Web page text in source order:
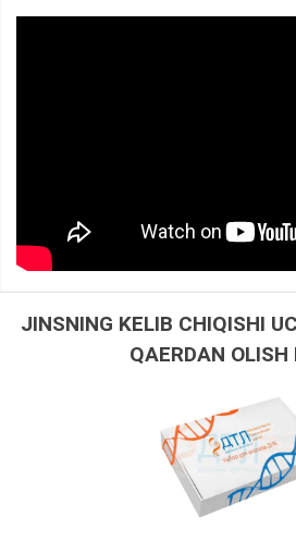
JINSNING KELIB CHIQISHI
QAERDAN OLISH